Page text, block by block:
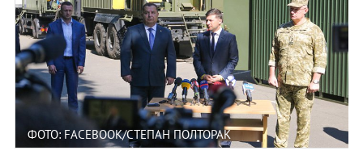
ФОТО: FACEBOOK/СТЕПАН ПОЛТОРАК